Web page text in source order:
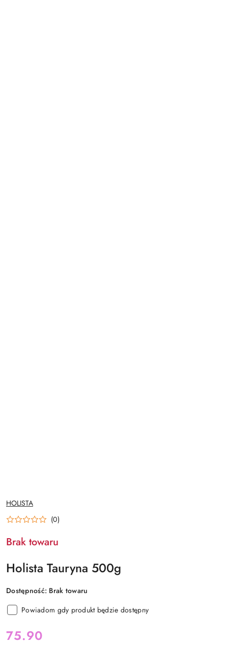
NAZWA
PRODUCENTA:
HOLISTA
(0)
Brak towaru
Holista Tauryna 500g
Dostępność: Brak towaru
Powiadom gdy produkt będzie dostępny
cena:
75.90